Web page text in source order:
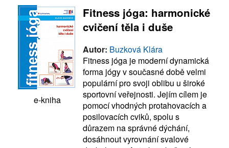
e-kniha
Fitness jóga: harmonické
cvičení těla i duše
Autor: Buzková Klára
Fitness jóga je moderní dynamická
forma jógy v současné době velmi
populární pro svoji oblibu u široké
sportovní veřejnosti. Jejím cílem je
pomocí vhodných protahovacích a
posilovacích cviků, spolu s
důrazem na správné dýchání,
dosáhnout vyrovnání svalové